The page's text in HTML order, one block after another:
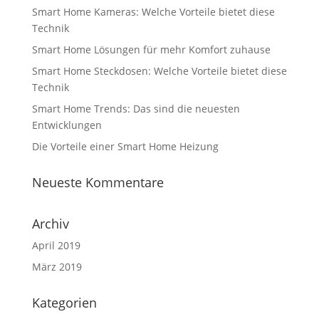
Smart Home Kameras: Welche Vorteile bietet diese
Technik
Smart Home Lösungen für mehr Komfort zuhause
Smart Home Steckdosen: Welche Vorteile bietet diese
Technik
Smart Home Trends: Das sind die neuesten
Entwicklungen
Die Vorteile einer Smart Home Heizung
Neueste Kommentare
Archiv
April 2019
März 2019
Kategorien